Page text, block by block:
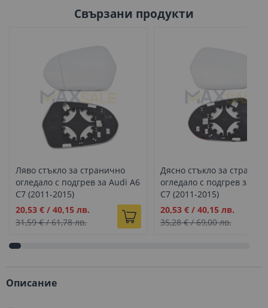
Свързани продукти
Ляво стъкло за странично
огледало с подгрев за Audi A6
C7 (2011-2015)
Промо
цена
20,53 € / 40,15 лв.
31,59 €/61,78 лв.
Дясно стъкло за
огледало с подгрев за
C7 (2011-2015)
Промо
цена
20,53 €/ 40,15 лв.
35,28 €/69,00 лв.
Описание